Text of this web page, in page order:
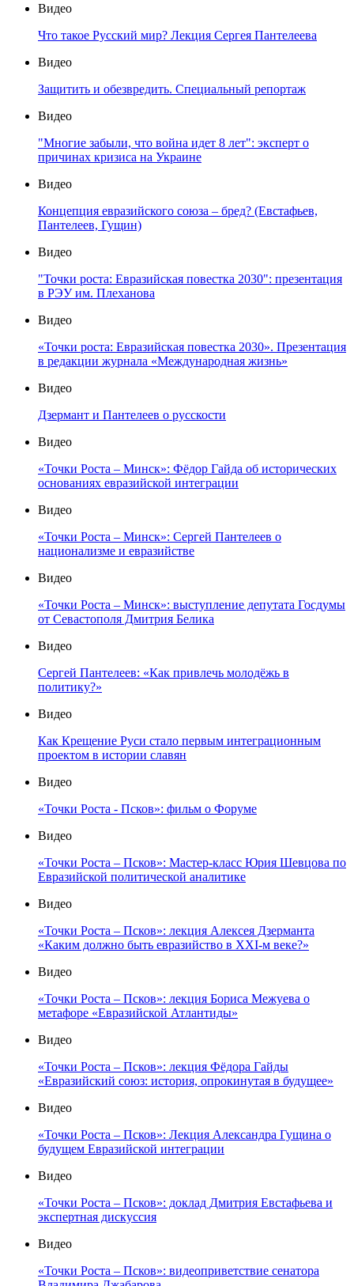
Видео
Что такое Русский мир? Лекция Сергея Пантелеева
Видео
Защитить и обезвредить. Специальный репортаж
Видео
"Многие забыли, что война идет 8 лет": эксперт о
причинах кризиса на Украине
Видео
Концепция евразийского союза – бред? (Евстафьев,
Пантелеев, Гущин)
Видео
"Точки роста: Евразийская повестка 2030": презентация
в РЭУ им. Плеханова
Видео
«Точки роста: Евразийская повестка 2030». Презентация
в редакции журнала «Международная жизнь»
Видео
Дзермант и Пантелеев о русскости
Видео
«Точки Роста – Минск»: Фёдор Гайда об исторических
основаниях евразийской интеграции
Видео
«Точки Роста – Минск»: Сергей Пантелеев о
национализме и евразийстве
Видео
«Точки Роста – Минск»: выступление депутата Госдумы
от Севастополя Дмитрия Белика
Видео
Сергей Пантелеев: «Как привлечь молодёжь в
политику?»
Видео
Как Крещение Руси стало первым интеграционным
проектом в истории славян
Видео
«Точки Роста - Псков»: фильм о Форуме
Видео
«Точки Роста – Псков»: Мастер-класс Юрия Шевцова по
Евразийской политической аналитике
Видео
«Точки Роста – Псков»: лекция Алексея Дзерманта
«Каким должно быть евразийство в XXI-м веке?»
Видео
«Точки Роста – Псков»: лекция Бориса Межуева о
метафоре «Евразийской Атлантиды»
Видео
«Точки Роста – Псков»: лекция Фёдора Гайды
«Евразийский союз: история, опрокинутая в будущее»
Видео
«Точки Роста – Псков»: Лекция Александра Гущина о
будущем Евразийской интеграции
Видео
«Точки Роста – Псков»: доклад Дмитрия Евстафьева и
экспертная дискуссия
Видео
«Точки Роста – Псков»: видеоприветствие сенатора